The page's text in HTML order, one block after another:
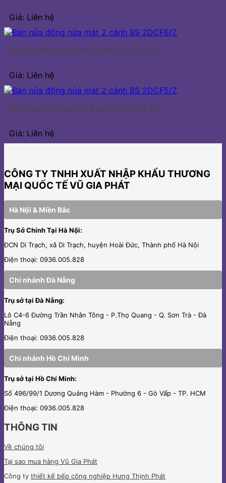
Giá: Liên hệ
Bàn nửa đông nửa mát 2 cánh BS 2DCF6/Z
Giá: Liên hệ
Bàn nửa đông nửa mát 2 cánh BS 2DCF5/Z
Giá: Liên hệ
CÔNG TY TNHH XUẤT NHẬP KHẨU THƯƠNG
MẠI QUỐC TẾ VŨ GIA PHÁT
Hà Nội & Miền Bắc
Trụ Sở Chính Tại Hà Nội:
ĐCN Di Trạch, xã Di Trạch, huyện Hoài Đức, Thành phố Hà Nội
Điện thoại: 0936.005.828
Chi nhánh Đà Nẵng
Trụ sở tại Đà Nẵng:
Lô C4-6 Đường Trần Nhân Tông - P.Thọ Quang - Q. Sơn Trà - Đà
Nẵng
Điện thoại: 0936.005.828
Chi nhánh Hồ Chí Minh
Trụ sở tại Hồ Chí Minh:
Số 496/99/1 Dương Quảng Hàm - Phường 6 - Gò Vấp - TP. HCM
Điện thoại: 0936.005.828
THÔNG TIN
Về chúng tôi
Tại sao mua hàng Vũ Gia Phát
Công ty thiết kế bếp công nghiệp Hưng Thịnh Phát